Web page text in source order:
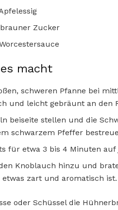
Zucker
macht
schweren Pfanne bei
und leicht gebräunt an den
beiseite stellen und die
schwarzem Pfeffer
für etwa 3 bis 4 Minuten
Knoblauch hinzu und
etwas zart und aromatisch
oder Schüssel die